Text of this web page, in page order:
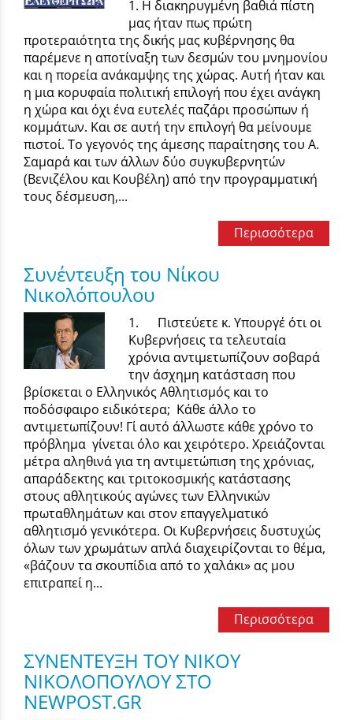
1. Η διακηρυγμένη βαθιά πίστη
μας ήταν πως πρώτη
προτεραιότητα της δικής μας κυβέρνησης θα
παρέμενε η αποτίναξη των δεσμών του μνημονίου
και η πορεία ανάκαμψης της χώρας. Αυτή ήταν και
η μια κορυφαία πολιτική επιλογή που έχει ανάγκη
η χώρα και όχι ένα ευτελές παζάρι προσώπων ή
κομμάτων. Και σε αυτή την επιλογή θα μείνουμε
πιστοί. Το γεγονός της άμεσης παραίτησης του Α.
Σαμαρά και των άλλων δύο συγκυβερνητών
(Βενιζέλου και Κουβέλη) από την προγραμματική
τους δέσμευση,...
Περισσότερα
Συνέντευξη του Νίκου
Νικολόπουλου
1. Πιστεύετε κ. Υπουργέ ότι οι
Κυβερνήσεις τα τελευταία
χρόνια αντιμετωπίζουν σοβαρά
την άσχημη κατάσταση που
βρίσκεται ο Ελληνικός Αθλητισμός και το
ποδόσφαιρο ειδικότερα; Κάθε άλλο το
αντιμετωπίζουν! Γι΄ αυτό άλλωστε κάθε χρόνο το
πρόβλημα γίνεται όλο και χειρότερο. Χρειάζονται
μέτρα αληθινά για τη αντιμετώπιση της χρόνιας,
απαράδεκτης και τριτοκοσμικής κατάστασης
στους αθλητικούς αγώνες των Ελληνικών
πρωταθλημάτων και στον επαγγελματικό
αθλητισμό γενικότερα. Οι Κυβερνήσεις δυστυχώς
όλων των χρωμάτων απλά διαχειρίζονται το θέμα,
«βάζουν τα σκουπίδια από το χαλάκι» ας μου
επιτραπεί η...
Περισσότερα
ΣΥΝΕΝΤΕΥΞΗ ΤΟΥ ΝΙΚΟΥ
ΝΙΚΟΛΟΠΟΥΛΟΥ ΣΤΟ
NEWPOST.GR